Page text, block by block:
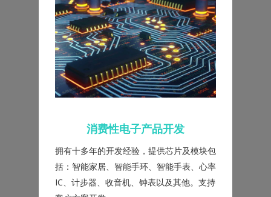
消费性电子产品开发
拥有十多年的开发经验，提供芯片及模块包
括：智能家居、智能手环、智能手表、心率
IC、计步器、收音机、钟表以及其他。支持